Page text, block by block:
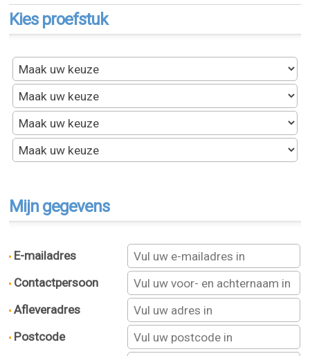
Kies proefstuk
Mijn gegevens
E-mailadres
Contactpersoon
Afleveradres
Postcode